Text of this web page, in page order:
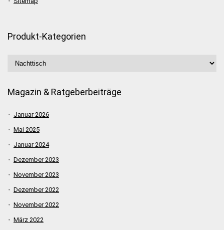
Produkt-Kategorien
Magazin & Ratgeberbeiträge
Januar 2026
Mai 2025
Januar 2024
Dezember 2023
November 2023
Dezember 2022
November 2022
März 2022